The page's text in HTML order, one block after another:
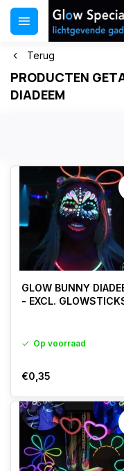
Terug
PRODUCTEN
DIADEEM
GLOW BUNNY
- EXCL.
Op voorraad
€0,35